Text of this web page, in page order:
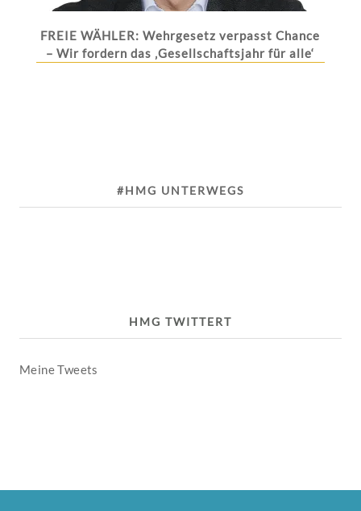
FREIE WÄHLER: Wehrgesetz verpasst Chance
– Wir fordern das ‚Gesellschaftsjahr für alle‘
#HMG UNTERWEGS
HMG TWITTERT
Meine Tweets